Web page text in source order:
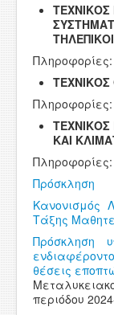
ΚΑΙ
Πρόσκληση
Κανονισμός
Τάξης
Πρόσκληση
θέσεις
περιόδου